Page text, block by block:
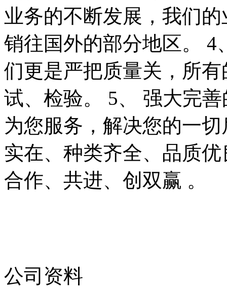
业务的不断发展，我们
销往国外的部分地区。 4
们更是严把质量关，所
试、检验。 5、 强大完
为您服务，解决您的一
实在、种类齐全、品质
合作、共进、创双赢 。
公司资料